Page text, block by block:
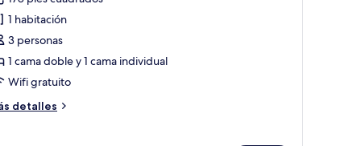
1 habitación
3 personas
1 cama doble y 1 cama individual
Wifi gratuito
detalles